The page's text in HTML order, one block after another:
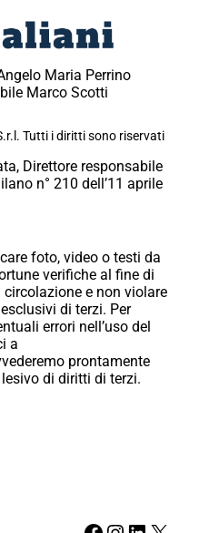
Maria Perrino
Marco Scotti
Tutti i diritti sono riservati
Direttore responsabile
n° 210 dell’11 aprile
foto, video o testi da
verifiche al fine di
e non violare
di terzi. Per
errori nell’uso del
a
prontamente
di diritti di terzi.